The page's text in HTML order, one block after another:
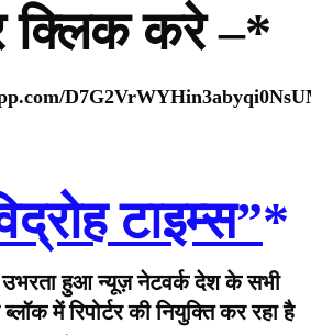
क्लिक करे –*
टाइम्स”*
हुआ न्यूज़ नेटवर्क देश के सभी
में रिपोर्टर की नियुक्ति कर रहा है